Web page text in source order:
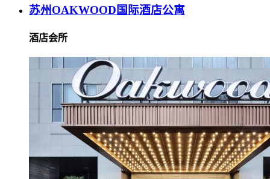
苏州OAKWOOD国际酒店公寓
酒店会所